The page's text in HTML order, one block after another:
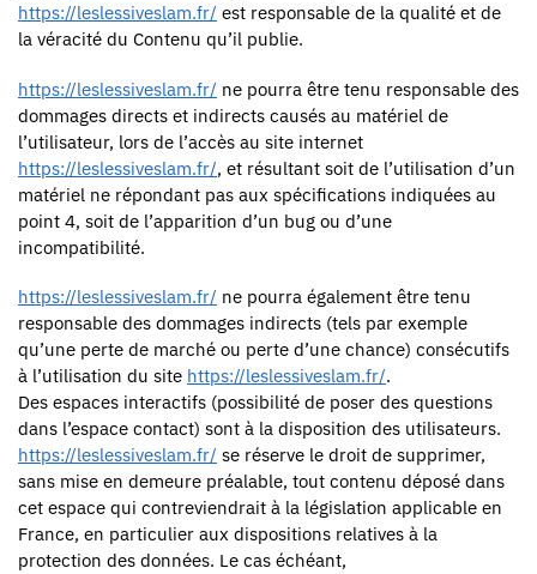
https://leslessiveslam.fr/ est responsable de la qualité et de
la véracité du Contenu qu’il publie.
https://leslessiveslam.fr/ ne pourra être tenu responsable des
dommages directs et indirects causés au matériel de
l’utilisateur, lors de l’accès au site internet
https://leslessiveslam.fr/, et résultant soit de l’utilisation d’un
matériel ne répondant pas aux spécifications indiquées au
point 4, soit de l’apparition d’un bug ou d’une
incompatibilité.
https://leslessiveslam.fr/ ne pourra également être tenu
responsable des dommages indirects (tels par exemple
qu’une perte de marché ou perte d’une chance) consécutifs
à l’utilisation du site https://leslessiveslam.fr/.
Des espaces interactifs (possibilité de poser des questions
dans l’espace contact) sont à la disposition des utilisateurs.
https://leslessiveslam.fr/ se réserve le droit de supprimer,
sans mise en demeure préalable, tout contenu déposé dans
cet espace qui contreviendrait à la législation applicable en
France, en particulier aux dispositions relatives à la
protection des données. Le cas échéant,